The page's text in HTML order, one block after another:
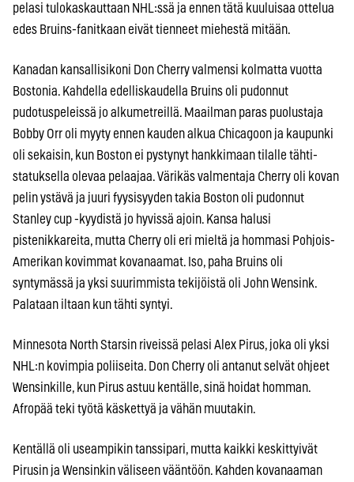
pelasi tulokaskauttaan NHL:ssä ja ennen tätä kuuluisaa ottelua
edes Bruins-fanitkaan eivät tienneet miehestä mitään.
Kanadan kansallisikoni Don Cherry valmensi kolmatta vuotta
Bostonia. Kahdella edelliskaudella Bruins oli pudonnut
pudotuspeleissä jo alkumetreillä. Maailman paras puolustaja
Bobby Orr oli myyty ennen kauden alkua Chicagoon ja kaupunki
oli sekaisin, kun Boston ei pystynyt hankkimaan tilalle tähti-
statuksella olevaa pelaajaa. Värikäs valmentaja Cherry oli kovan
pelin ystävä ja juuri fyysisyyden takia Boston oli pudonnut
Stanley cup -kyydistä jo hyvissä ajoin. Kansa halusi
pistenikkareita, mutta Cherry oli eri mieltä ja hommasi Pohjois-
Amerikan kovimmat kovanaamat. Iso, paha Bruins oli
syntymässä ja yksi suurimmista tekijöistä oli John Wensink.
Palataan iltaan kun tähti syntyi.
Minnesota North Starsin riveissä pelasi Alex Pirus, joka oli yksi
NHL:n kovimpia poliiseita. Don Cherry oli antanut selvät ohjeet
Wensinkille, kun Pirus astuu kentälle, sinä hoidat homman.
Afropää teki työtä käskettyä ja vähän muutakin.
Kentällä oli useampikin tanssipari, mutta kaikki keskittyivät
Pirusin ja Wensinkin väliseen vääntöön. Kahden kovanaaman